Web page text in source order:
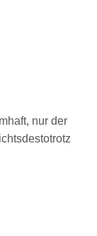
nur der